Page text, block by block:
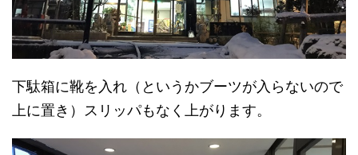
下駄箱に靴を入れ（というかブーツが入らないので
上に置き）スリッパもなく上がります。